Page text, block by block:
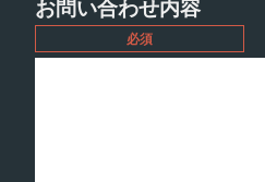
お問い合わせ内容
必須